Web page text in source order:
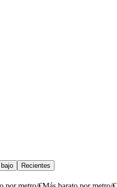
Recientes